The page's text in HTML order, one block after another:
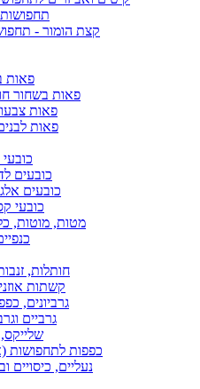
קצת הומור -
פאות
פאות בשחור
פאות
פאות
כובעים
כובעים
כובעי
מטות, מוטות,
חותלות,
קשתות
גרביונים,
גרביים
שלייקס,
כפפות לתחפושות
נעליים, כיסויים